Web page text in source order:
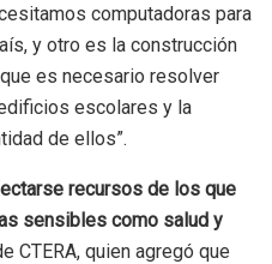
computadoras para
y otro es la construcción
es necesario resolver
escolares y la
de ellos”.
recursos de los que
sensibles como salud y
CTERA, quien agregó que